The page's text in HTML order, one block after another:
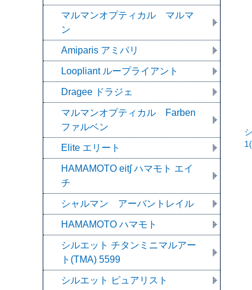
マルマンオプティカル マルマ
ン
Amiparis アミパリ
Loopliant ループライアント
Dragee ドラジェ
マルマンオプティカル Farben
ファルベン
Elite エリート
HAMAMOTO eit∫ ハマモト エイ
チ
シャルマン アーバントレイル
HAMAMOTO ハマモト
シルエット チタンミニマルアー
ト(TMA) 5599
シルエット ピュアリスト